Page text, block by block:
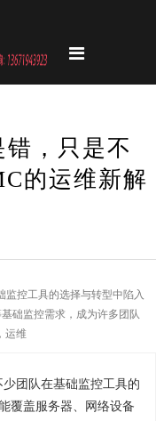
，只是不
的运维新解
监控工具的选择与转型中陷入
础监控需求，成为许多团队
运维
团队在基础监控工具的
覆盖服务器、网络设备